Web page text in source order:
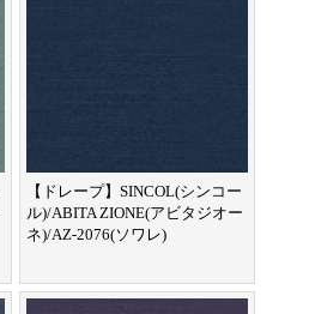
【ドレープ】SINCOL(シンコー
ル)/ABITA ZIONE(アビタジオー
ネ)/AZ-2076(ソワレ)